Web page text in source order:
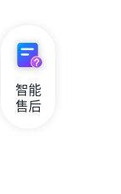
智能
售后